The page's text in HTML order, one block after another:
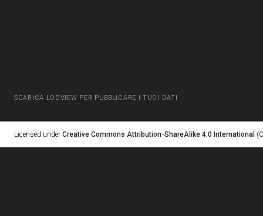
SCARICA LODVIEW PER PUBBLICARE I TUOI DATI
Licensed under Creative Commons Attribution-ShareAlike 4.0 International